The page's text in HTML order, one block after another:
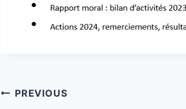
Post
PREVIOUS